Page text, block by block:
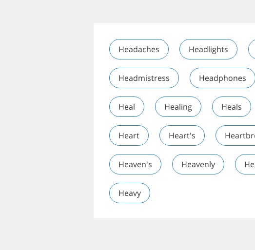
Headaches Headlights
Headmistress Headphones
Heal Healing Heals
Heart Heart's
Heaven's Heavenly
Heavy